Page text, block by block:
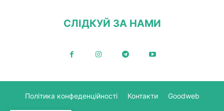
СЛІДКУЙ ЗА НАМИ
Політика конфеденційності Контакти Goodweb